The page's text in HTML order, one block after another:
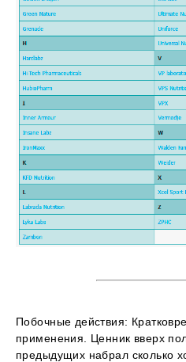
Побочные действия:
применения. Ценник вверх
предыдущих набрал сколько